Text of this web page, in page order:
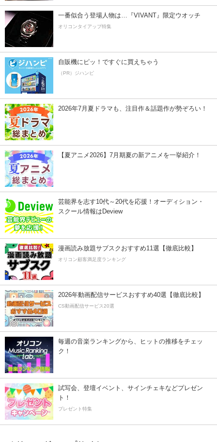
一番似合う登場人物は…『VIVANT』限定ウオッチ
オリコンタイアップ特集
自販機にピッ！ですぐに買えちゃう
（PR）ジハンピ
2026年7月夏ドラマも、注目作＆話題作が勢ぞろい！
【夏アニメ2026】7月期夏の新アニメを一挙紹介！
芸能界を志す10代～20代を応援！オーディション・
スクール情報はDeview
漫画読み放題サブスクおすすめ11選【徹底比較】
オリコン顧客満足度ランキング
2026年動画配信サービスおすすめ40選【徹底比較】
CS動画配信サービス20選
毎週の音楽ランキングから、ヒットの推移をチェッ
ク！
試写会、登壇イベント、サインチェキなどプレゼン
ト！
プレゼント特集